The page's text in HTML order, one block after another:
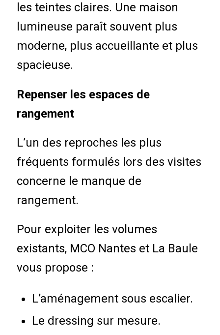
les teintes claires. Une maison
lumineuse paraît souvent plus
moderne, plus accueillante et plus
spacieuse.
Repenser les espaces de
rangement
L’un des reproches les plus
fréquents formulés lors des visites
concerne le manque de
rangement.
Pour exploiter les volumes
existants, MCO Nantes et La Baule
vous propose :
L’aménagement sous escalier.
Le dressing sur mesure.